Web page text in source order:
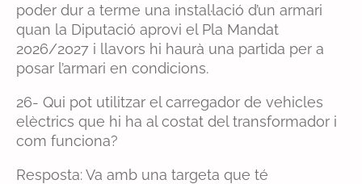
poder dur a terme una instal·lació d’un armari
quan la Diputació aprovi el Pla Mandat
2026/2027 i llavors hi haurà una partida per a
posar l’armari en condicions.
26- Qui pot utilitzar el carregador de vehicles
elèctrics que hi ha al costat del transformador i
com funciona?
Resposta: Va amb una targeta que té